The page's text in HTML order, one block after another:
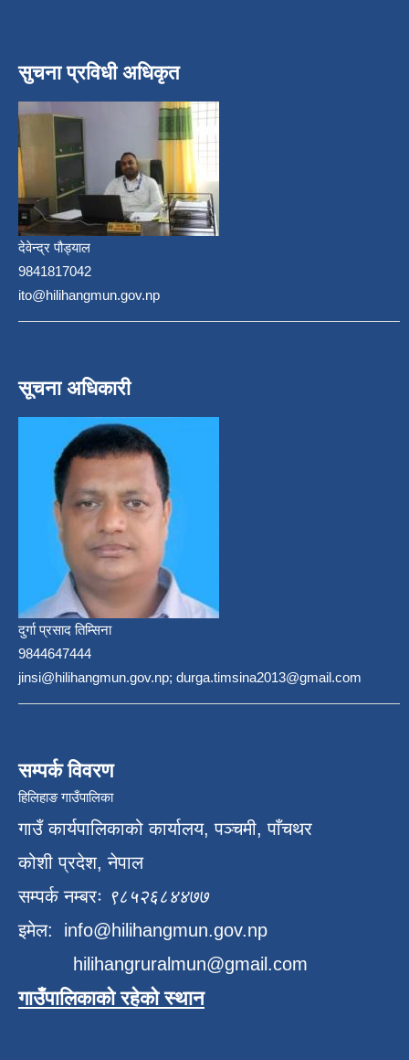
सुचना प्रविधी अधिकृत
देवेन्द्र पौड्याल
9841817042
ito@hilihangmun.gov.np
सूचना अधिकारी
दुर्गा प्रसाद तिम्सिना
9844647444
jinsi@hilihangmun.gov.np; durga.timsina2013@gmail.com
सम्पर्क विवरण
हिलिहाङ गाउँपालिका
गाउँ कार्यपालिकाको कार्यालय, पञ्चमी, पाँचथर
कोशी प्रदेश, नेपाल
सम्पर्क नम्बरः ९८५२६८४४७७
इमेल: info@hilihangmun.gov.np
hilihangruralmun@gmail.com
गाउँपालिकाको रहेको स्थान